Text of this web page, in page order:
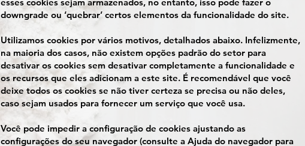
downgrade ou ‘quebrar’ certos elementos da funcionalidade do site.
Utilizamos cookies por vários motivos, detalhados abaixo. Infelizmente,
na maioria dos casos, não existem opções padrão do setor para
desativar os cookies sem desativar completamente a funcionalidade e
os recursos que eles adicionam a este site. É recomendável que você
deixe todos os cookies se não tiver certeza se precisa ou não deles,
caso sejam usados ​​para fornecer um serviço que você usa.
Você pode impedir a configuração de cookies ajustando as
configurações do seu navegador (consulte a Ajuda do navegador para